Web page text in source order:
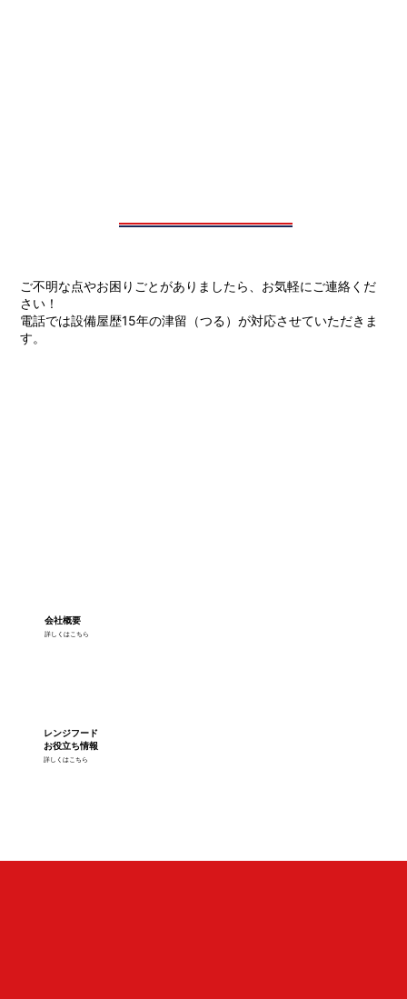
ご不明な点やお困りごとがありましたら、お気軽にご連絡くだ
さい！
電話では設備屋歴15年の津留（つる）が対応させていただきま
す。
詳しくはこちら
会社概要
詳しくはこちら
レンジフード
お役立ち情報